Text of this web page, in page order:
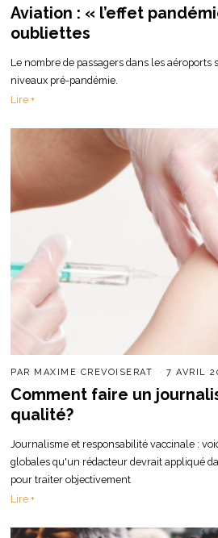
Aviation : « l’effet
oubliettes
Le nombre de passagers dans les aéroports
niveaux pré-pandémie.
Lire +
PAR MAXIME CREVOISERAT 7 AVRIL
Comment faire un
qualité?
Journalisme et responsabilité vaccinale :
globales qu'un rédacteur devrait appliqué
pour traiter objectivement
Lire +